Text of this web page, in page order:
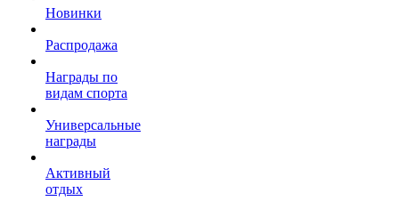
Новинки
Распродажа
Награды по
видам спорта
Универсальные
награды
Активный
отдых